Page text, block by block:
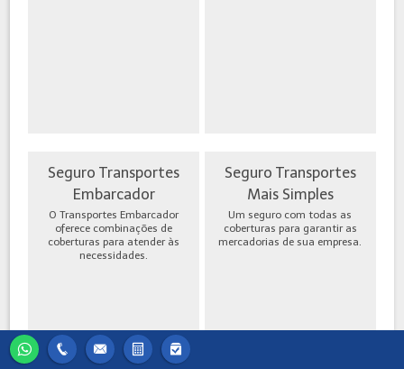
Seguro Transportes
Embarcador
O Transportes Embarcador
oferece combinações de
coberturas para atender às
necessidades.
Seguro Transportes
Mais Simples
Um seguro com todas as
coberturas para garantir as
mercadorias de sua empresa.